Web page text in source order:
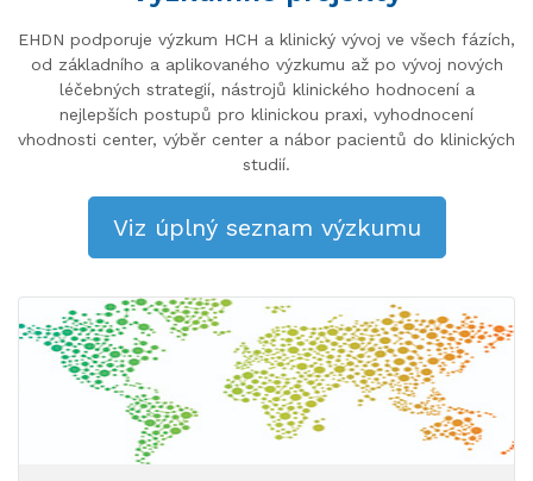
EHDN podporuje výzkum HCH a klinický vývoj ve všech fázích,
od základního a aplikovaného výzkumu až po vývoj nových
léčebných strategií, nástrojů klinického hodnocení a
nejlepších postupů pro klinickou praxi, vyhodnocení
vhodnosti center, výběr center a nábor pacientů do klinických
studií.
Viz úplný seznam výzkumu